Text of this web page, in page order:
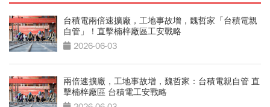
台積電兩倍速擴廠，工地事故增，魏哲家「台積電親
自管」！直擊楠梓廠區工安戰略
2026-06-03
兩倍速擴廠，工地事故增，魏哲家：台積電親自管 直
擊楠梓廠區 台積電工安戰略